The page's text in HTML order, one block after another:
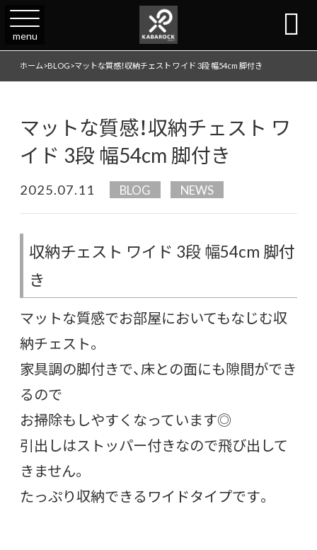
menu 
ホーム>BLOG>マットな質感！収納チェスト ワイド 3段 幅54cm 脚付き
マットな質感！収納チェスト ワ
イド 3段 幅54cm 脚付き
2025.07.11 BLOG NEWS
収納チェスト ワイド 3段 幅54cm 脚付
き
マットな質感でお部屋においてもなじむ収
納チェスト。
家具調の脚付きで、床との面にも隙間ができ
るので
お掃除もしやすくなっています◎
引出しはストッパー付きなので飛び出して
きません。
たっぷり収納できるワイドタイプです。